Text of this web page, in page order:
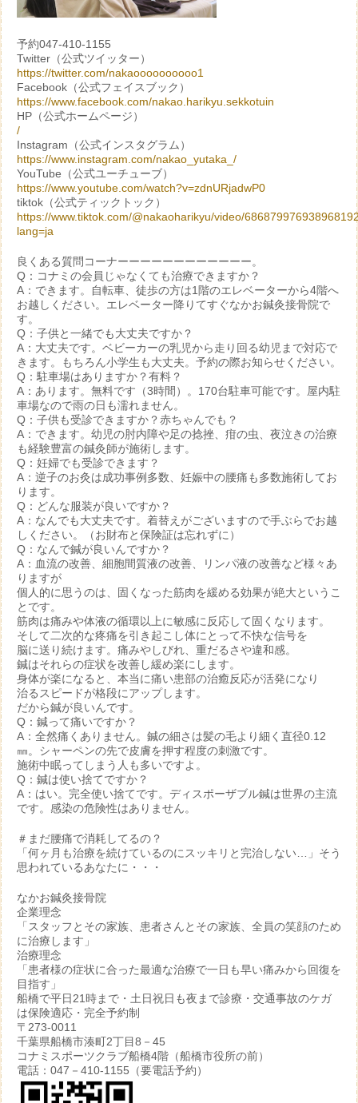
予約047-410-1155
Twitter（公式ツイッター）
https://twitter.com/nakaoooooooooo1
Facebook（公式フェイスブック）
https://www.facebook.com/nakao.harikyu.sekkotuin
HP（公式ホームページ）
/
Instagram（公式インスタグラム）
https://www.instagram.com/nakao_yutaka_/
YouTube（公式ユーチューブ）
https://www.youtube.com/watch?v=zdnURjadwP0
tiktok（公式ティックトック）
https://www.tiktok.com/@nakaoharikyu/video/
lang=ja
良くある質問コーナーーーーーーーーーーーー。
Q：コナミの会員じゃなくても治療できますか？
A：できます。自転車、徒歩の方は1階のエレベーターから4階へ
お越しください。エレベーター降りてすぐなかお鍼灸接骨院で
す。
Q：子供と一緒でも大丈夫ですか？
A：大丈夫です。ベビーカーの乳児から走り回る幼児まで対応で
きます。もちろん小学生も大丈夫。予約の際お知らせください。
Q：駐車場はありますか？有料？
A：あります。無料です（3時間）。170台駐車可能です。屋内駐
車場なので雨の日も濡れません。
Q：子供も受診できますか？赤ちゃんでも？
A：できます。幼児の肘内障や足の捻挫、疳の虫、夜泣きの治療
も経験豊富の鍼灸師が施術します。
Q：妊婦でも受診できます？
A：逆子のお灸は成功事例多数、妊娠中の腰痛も多数施術してお
ります。
Q：どんな服装が良いですか？
A：なんでも大丈夫です。着替えがございますので手ぶらでお越
しください。（お財布と保険証は忘れずに）
Q：なんで鍼が良いんですか？
A：血流の改善、細胞間質液の改善、リンパ液の改善など様々あ
りますが
個人的に思うのは、固くなった筋肉を緩める効果が絶大というこ
とです。
筋肉は痛みや体液の循環以上に敏感に反応して固くなります。
そして二次的な疼痛を引き起こし体にとって不快な信号を
脳に送り続けます。痛みやしびれ、重だるさや違和感。
鍼はそれらの症状を改善し緩め楽にします。
身体が楽になると、本当に痛い患部の治癒反応が活発になり
治るスピードが格段にアップします。
だから鍼が良いんです。
Q：鍼って痛いですか？
A：全然痛くありません。鍼の細さは髪の毛より細く直径0.12
㎜。シャーペンの先で皮膚を押す程度の刺激です。
施術中眠ってしまう人も多いですよ。
Q：鍼は使い捨てですか？
A：はい。完全使い捨てです。ディスポーザブル鍼は世界の主流
です。感染の危険性はありません。
＃まだ腰痛で消耗してるの？
「何ヶ月も治療を続けているのにスッキリと完治しない…」そう
思われているあなたに・・・
なかお鍼灸接骨院
企業理念
「スタッフとその家族、患者さんとその家族、全員の笑顔のため
に治療します」
治療理念
「患者様の症状に合った最適な治療で一日も早い痛みから回復を
目指す」
船橋で平日21時まで・土日祝日も夜まで診療・交通事故のケガ
は保険適応・完全予約制
〒273-0011
千葉県船橋市湊町2丁目8－45
コナミスポーツクラブ船橋4階（船橋市役所の前）
電話：047－410-1155（要電話予約）